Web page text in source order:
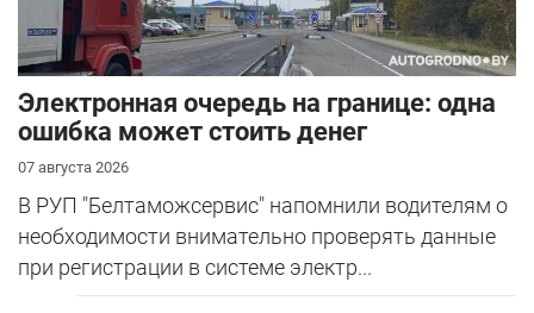
Электронная очередь на границе: одна
ошибка может стоить денег
07 августа 2026
В РУП "Белтаможсервис" напомнили водителям о
необходимости внимательно проверять данные
при регистрации в системе электр...